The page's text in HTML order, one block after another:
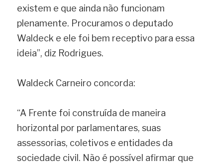
existem e que ainda não funcionam
plenamente. Procuramos o deputado
Waldeck e ele foi bem receptivo para essa
ideia”, diz Rodrigues.
Waldeck Carneiro concorda:
“A Frente foi construída de maneira
horizontal por parlamentares, suas
assessorias, coletivos e entidades da
sociedade civil. Não é possível afirmar que